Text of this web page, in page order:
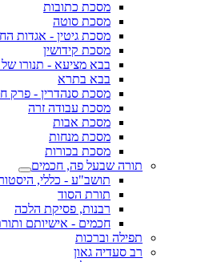
מסכת כתובות
מסכת סוטה
מסכת גיטין - אגדות
מסכת קידושין
בבא מציעא - תנורו של
בבא בתרא
מסכת סנהדרין - פרק
מסכת עבודה זרה
מסכת אבות
מסכת מנחות
מסכת בכורות
תורה שבעל פה, חכמים
תושב"ע - כללי,
תורת הסוד
רבנות, פסיקת הלכה
חכמים - אישיותם
תפילה וברכות
רב סעדיה גאון